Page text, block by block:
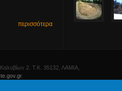
περισσότερα
2. Τ.Κ. 35132, ΛΑΜΙΑ,
.
Δεδομένων